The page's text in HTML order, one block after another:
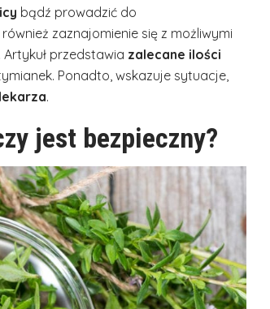
bądź prowadzić do
zaznajomienie się z możliwymi
przedstawia zalecane ilości
Ponadto, wskazuje sytuacje,
.
jest bezpieczny?